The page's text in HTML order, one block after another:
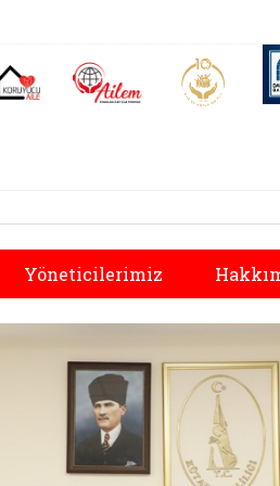
açılır)
(yeni sekmede açılır)
Koruyucu Aile (yeni sekmede açılır)
AİLEM İletişim Aile ve
Yöneticilerimiz